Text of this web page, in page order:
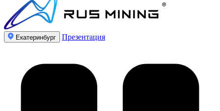
Екатеринбург Презентация